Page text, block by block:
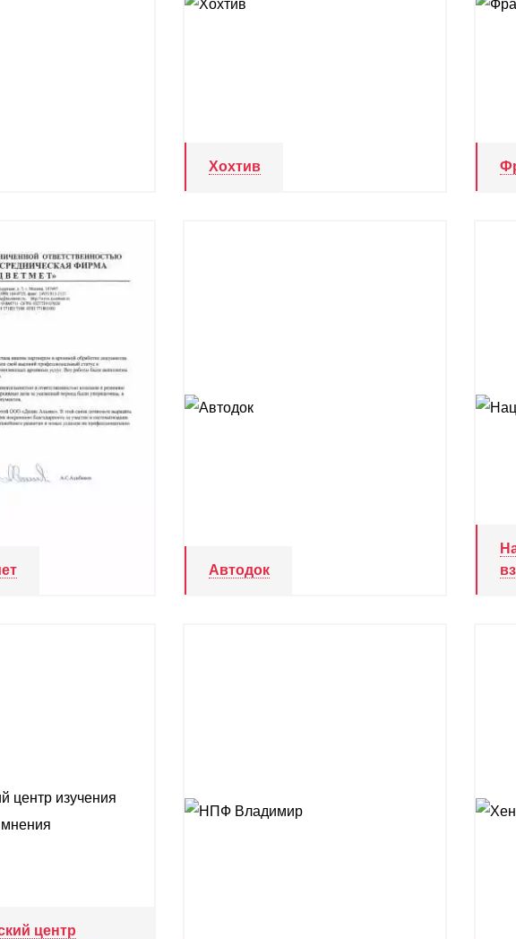
Хохтив
Автодок
центр